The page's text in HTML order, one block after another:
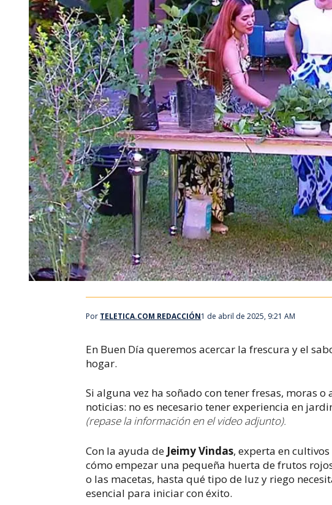
Tu Cara Me Suena
Por TELETICA.COM REDACCIÓN1 de abril de 2025, 9:21 AM
En Buen Día queremos acercar la frescura y el
hogar.
Si alguna vez ha soñado con tener fresas, moras
noticias: no es necesario tener experiencia en
(repase la información en el video adjunto).
Con la ayuda de Jeimy Vindas, experta en
cómo empezar una pequeña huerta de frutos
o las macetas, hasta qué tipo de luz y riego
esencial para iniciar con éxito.